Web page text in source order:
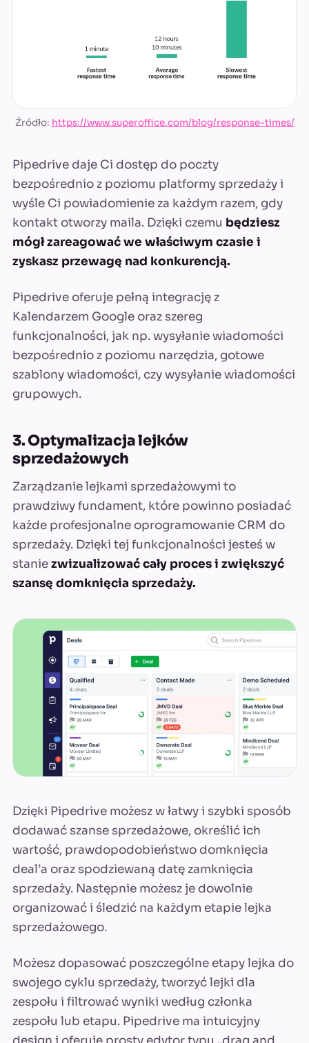
Źródło: https://www.superoffice.com/blog/response-times/
Pipedrive daje Ci dostęp do poczty
bezpośrednio z poziomu platformy sprzedaży i
wyśle Ci powiadomienie za każdym razem, gdy
kontakt otworzy maila. Dzięki czemu będziesz
mógł zareagować we właściwym czasie i
zyskasz przewagę nad konkurencją.
Pipedrive oferuje pełną integrację z
Kalendarzem Google oraz szereg
funkcjonalności, jak np. wysyłanie wiadomości
bezpośrednio z poziomu narzędzia, gotowe
szablony wiadomości, czy wysyłanie wiadomości
grupowych.
3. Optymalizacja lejków
sprzedażowych
Zarządzanie lejkami sprzedażowymi to
prawdziwy fundament, które powinno posiadać
każde profesjonalne oprogramowanie CRM do
sprzedaży. Dzięki tej funkcjonalności jesteś w
staniezwizualizować cały proces i zwiększyć
szansę domknięcia sprzedaży.
Dzięki Pipedrive możesz w łatwy i szybki sposób
dodawać szanse sprzedażowe, określić ich
wartość, prawdopodobieństwo domknięcia
deal’a oraz spodziewaną datę zamknięcia
sprzedaży. Następnie możesz je dowolnie
organizować i śledzić na każdym etapie lejka
sprzedażowego.
Możesz dopasować poszczególne etapy lejka do
swojego cyklu sprzedaży, tworzyć lejki dla
zespołu i filtrować wyniki według członka
zespołu lub etapu. Pipedrive ma intuicyjny